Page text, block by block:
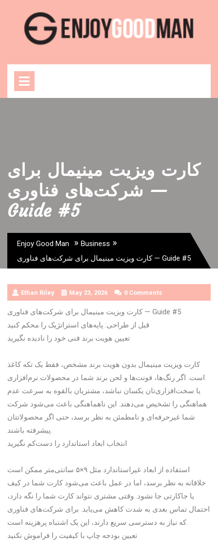
content
کارت ویزیت مینیمال برای
شرکت‌های فناوری —
Guide #5
Enjoy Good Man » Business »
کارت ویزیت مینیمال برای شرکت‌های فناوری — Guide #5
Ethan Riley May 23, 2026 0 Comments
کارت ویزیت مینیمال برای شرکت‌های فناوری — Guide #5
قبل از طراحی: پایه‌های استراتژیک را محکم کنید
تعیین هویت برند فنی خود را نادیده نگیرید
کارت ویزیت مینیمال بدون هویت برند مشخص، فقط یک تکه کاغذ
است. اگر رنگ‌ها، فونت‌ها و لحن برند شما در محصولات نرم‌افزاری
یا سخت‌افزاری‌تان یکسان نباشد، مشتریان بالقوه به سرعت عدم
هماهنگی را تشخیص می‌دهند. این ناهماهنگی باعث می‌شود شرکت
شما غیرحرفه‌ای و نامطمئن به نظر برسد، حتی اگر محصولاتتان
پیشرفته باشند.
انتخاب ابعاد استاندارد را دست‌کم نگیرید
استفاده از ابعاد غیراستاندارد مثل ۹×۵ سانتی‌متر ممکن است
خلاقانه به نظر برسد، اما در عمل باعث می‌شود کارت شما در کیف
یا جاکارتی جا نشود. وقتی مشتری نتواند کارت شما را نگه دارد،
احتمال تماس بعدی به شدت کاهش می‌یابد. برای شرکت‌های فناوری
که نیاز به دسترسی سریع دارند، این یک اشتباه پرهزینه است.
تعیین بودجه چاپ با کیفیت را فراموش نکنید